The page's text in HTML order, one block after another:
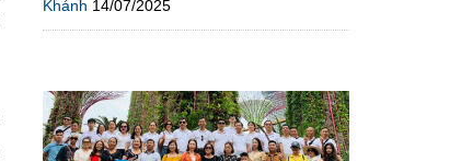
Khánh 14/07/2025